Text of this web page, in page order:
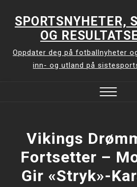
SPORTSNYHETER,
OG
Oppdater deg på fotballnyheter
inn- og utland på
Vikings
Fortsetter –
Gir «stryk»-